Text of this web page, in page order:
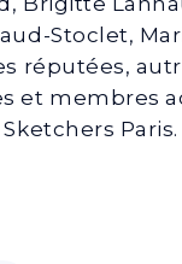
Stoclet,
réputées,
et membres
Paris.